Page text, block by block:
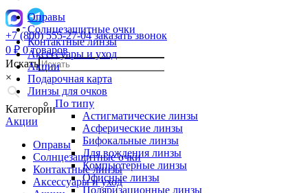
+7 (800) 555-27-04 заказать звонок
0 ₽ 0 товаров
Искать
×
Категории
Акции
Оправы
Солнцезащитные очки
Контактные линзы
Аксессуары и уход
Оправы
Солнцезащитные очки
Контактные линзы
Аксессуары и уход
Акции
Подарочная карта
Линзы для очков
По типу
Астигматические линзы
Асферические линзы
Бифокальные линзы
Для вождения линзы
Компьютерные линзы
Офисные линзы
Поляризационные линзы